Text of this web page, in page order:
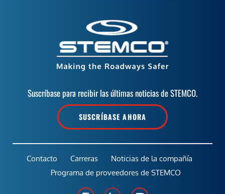
Suscríbase para recibir las últimas noticias de STEMCO.
SUSCRÍBASE AHORA
Contacto Carreras
Noticias de la compañía
Programa de proveedores de STEMCO